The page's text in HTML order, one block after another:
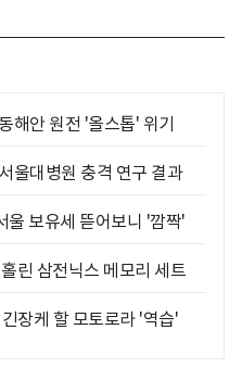
해안 원전 '올스톱' 위기
울대병원 충격 연구 결과
보유세 뜯어보니 '깜짝'
린 삼전닉스 메모리 세트
장케 할 모토로라 '역습'